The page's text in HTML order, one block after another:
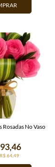
64,49
Rosadas No Vaso